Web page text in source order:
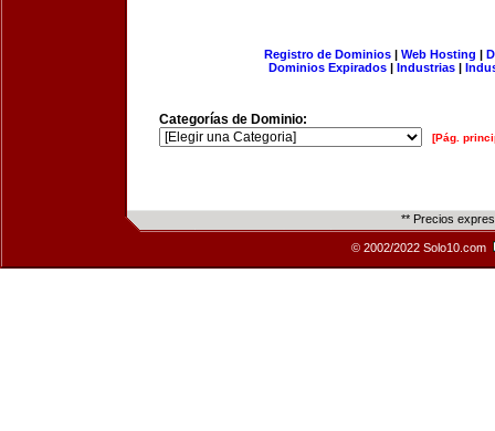
Registro de Dominios| Web Hosting |
Dominios Expirados | Industrias |
Categorías de Dominio:
[Pág.
** Precios
© 2002/2022 Solo10.com